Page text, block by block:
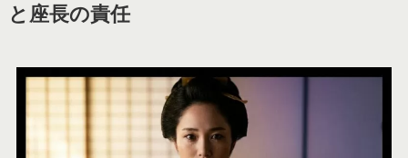
と座長の責任